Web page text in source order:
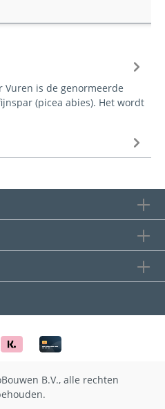
Vuren is de genormeerde
(picea abies). Het wordt
B.V., alle rechten